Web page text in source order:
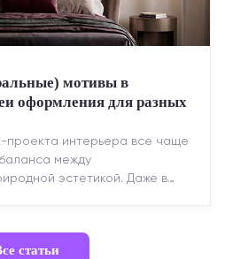
мотивы в
оформления для разных
проекта интерьера все чаще
между
эстетикой. Даже в
статьи